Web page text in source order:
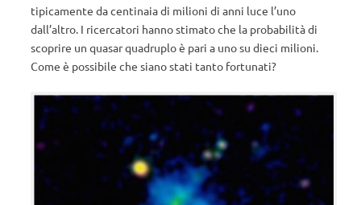
tipicamente da centinaia di milioni di anni luce l’uno
dall’altro. I ricercatori hanno stimato che la probabilità di
scoprire un quasar quadruplo è pari a uno su dieci milioni.
Come è possibile che siano stati tanto fortunati?